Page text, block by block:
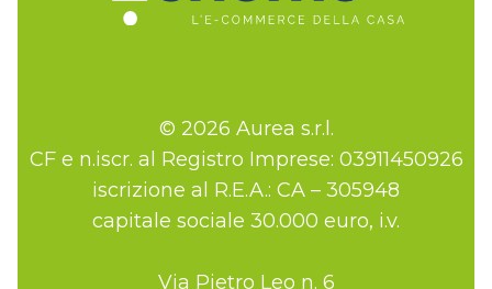
© 2026 Aurea s.r.l.
CF e n.iscr. al Registro Imprese: 03911450926
iscrizione al R.E.A.: CA – 305948
capitale sociale 30.000 euro, i.v.
Via Pietro Leo n. 6